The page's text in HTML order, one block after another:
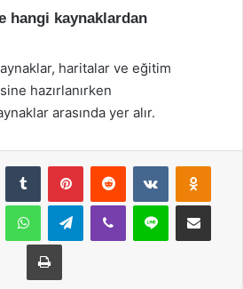
hangi kaynaklardan
haritalar ve eğitim
hazırlanırken
arasında yer alır.
Tumblr PinterestReddit VKontakte
WhatsAppTelegramViber Line E-Posta ile
Yazdır